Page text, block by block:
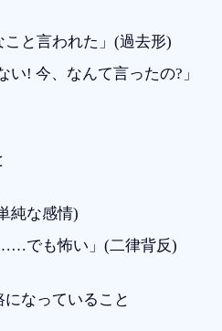
こと言われた」(過去形)
! 今、なんて言ったの?」
純な感情)
でも怖い」(二律背反)
なっていること